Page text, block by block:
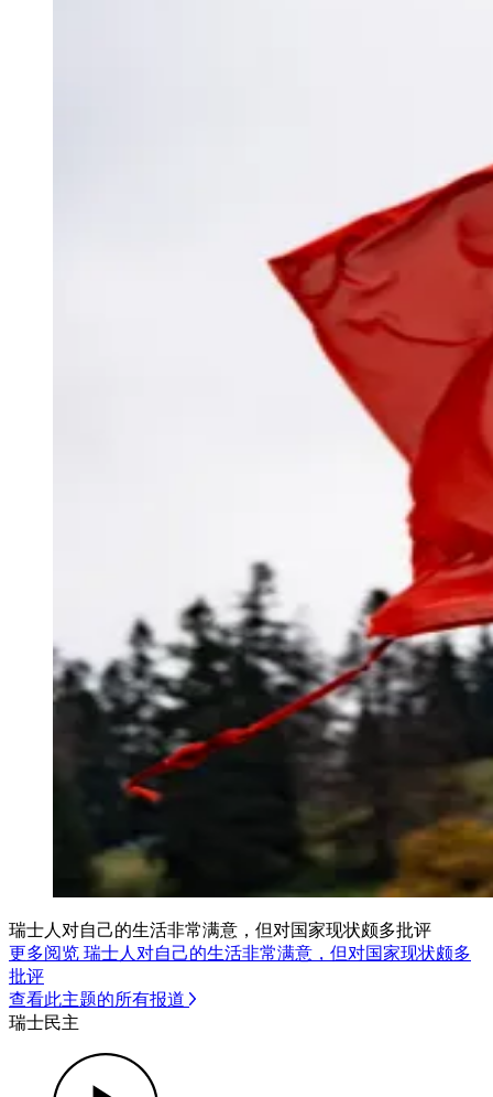
瑞士人对自己的生活非常满意，但对国家现状颇多批评
更多阅览 瑞士人对自己的生活非常满意，但对国家现状颇多
批评
查看此主题的所有报道
瑞士民主